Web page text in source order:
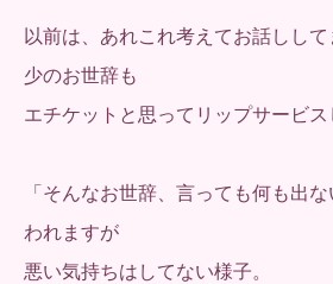
以前は、あれこれ考えてお話しし
少のお世辞も
エチケットと思ってリップサービス
「そんなお世辞、言っても何も出
われますが
悪い気持ちはしてない様子。